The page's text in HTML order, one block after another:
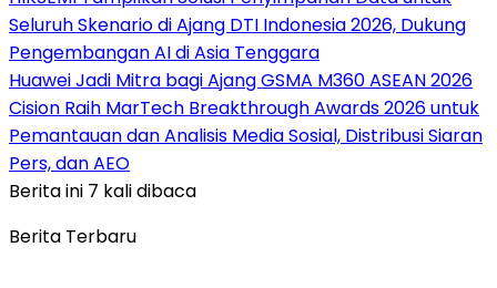
Seluruh Skenario di Ajang DTI Indonesia 2026, Dukung
Pengembangan AI di Asia Tenggara
Huawei Jadi Mitra bagi Ajang GSMA M360 ASEAN 2026
Cision Raih MarTech Breakthrough Awards 2026 untuk
Pemantauan dan Analisis Media Sosial, Distribusi Siaran
Pers, dan AEO
Berita ini 7 kali dibaca
Berita Terbaru